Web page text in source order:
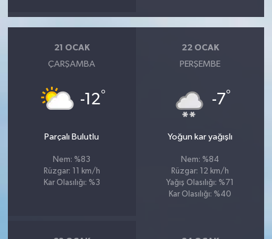
21 OCAK
ÇARŞAMBA
-12°
Parçalı Bulutlu
Nem: %83
Rüzgar: 11 km/h
Kar Olasılığı: %3
22 OCAK
PERŞEMBE
-7°
Yoğun kar yağışlı
Nem: %84
Rüzgar: 12 km/h
Yağış Olasılığı: %71
Kar Olasılığı: %40